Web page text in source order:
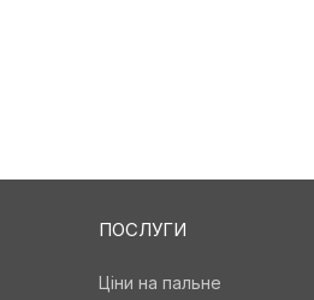
ПОСЛУГИ
Ціни на пальне